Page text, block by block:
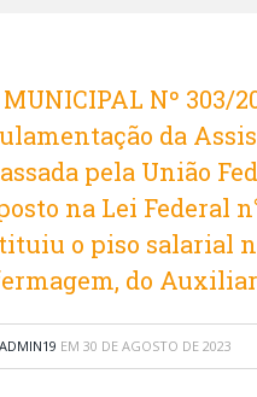
Nº 303/
da
pela União
na Lei Federal
o piso salarial
do
EM 30 DE AGOSTO DE 2023